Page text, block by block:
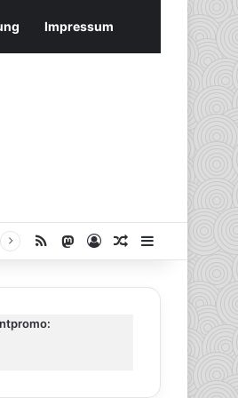
Impressum
RSS Mastodon
AnmeldenZufälliger